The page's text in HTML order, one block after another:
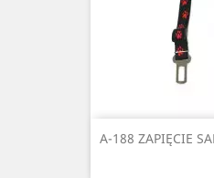
A-188 ZAPIĘCIE